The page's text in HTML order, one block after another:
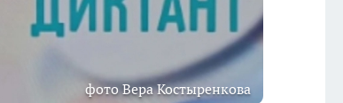
фото Вера Костыренкова